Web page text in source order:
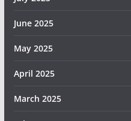
June 2025
May 2025
April 2025
March 2025